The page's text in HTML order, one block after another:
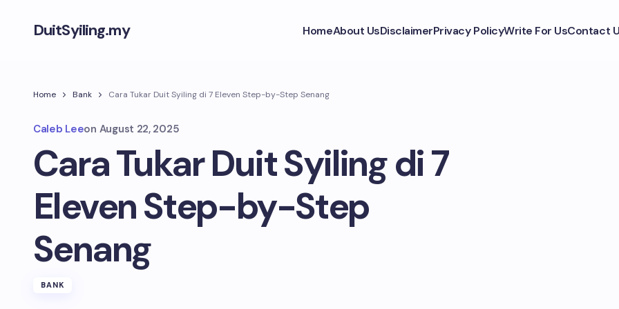
DuitSyiling.my HomeAbout UsDisclaimerPrivacy PolicyWrite For UsContact
Home Bank Cara Tukar Duit Syiling di 7 Eleven Step-by-Step Senang
Caleb Leeon August 22, 2025
Cara Tukar Duit Syiling di 7
Eleven Step-by-Step
Senang
BANK